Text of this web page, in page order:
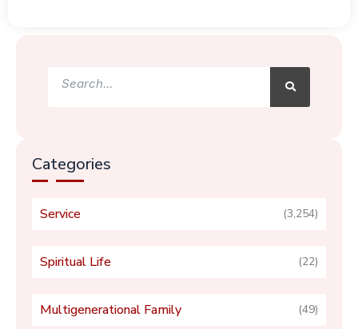
Search
Categories
Service (3,254)
Spiritual Life (22)
Multigenerational Family (49)